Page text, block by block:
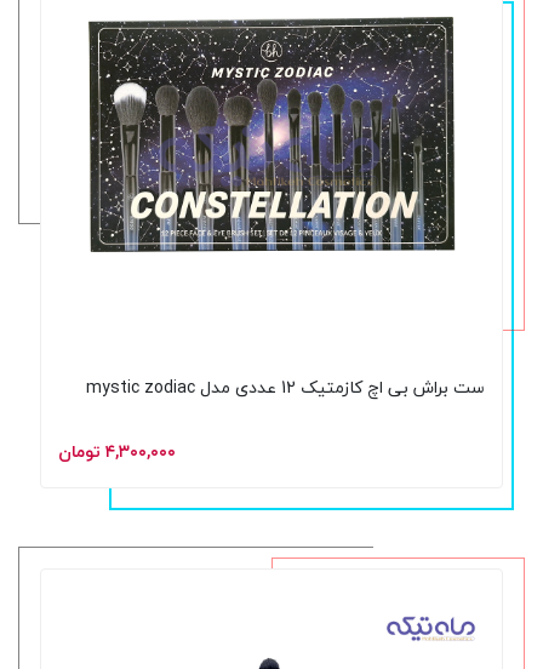
ست براش بی اچ کازمتیک 12 عددی مدل mystic zodiac
۴,۳۰۰,۰۰۰ تومان